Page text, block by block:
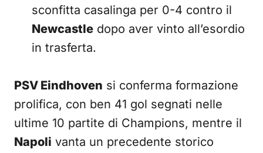
sconfitta casalinga per 0-4 contro il
Newcastle dopo aver vinto all’esordio
in trasferta.
PSV Eindhoven si conferma formazione
prolifica, con ben 41 gol segnati nelle
ultime 10 partite di Champions, mentre il
Napoli vanta un precedente storico